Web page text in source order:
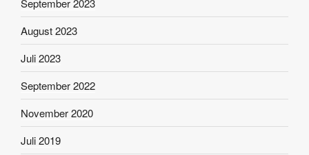
August 2023
Juli 2023
September 2022
November 2020
Juli 2019